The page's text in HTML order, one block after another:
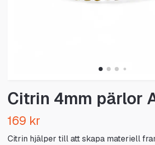
Citrin 4mm pärlor
169 kr
Citrin hjälper till att skapa materiell